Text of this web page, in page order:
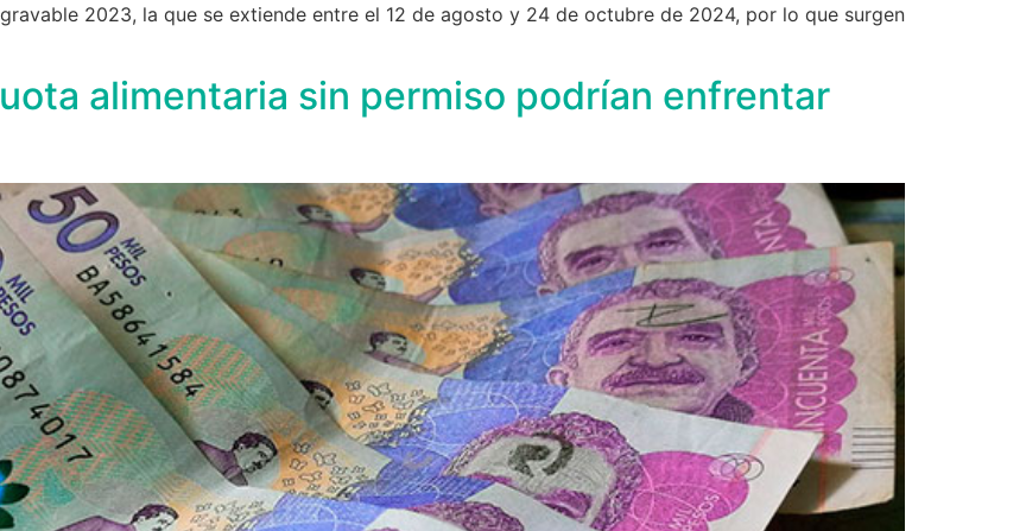
2023, la que se extiende entre el 12 de agosto y 24 de octubre de 2024, por lo que surgen
alimentaria sin permiso podrían enfrentar